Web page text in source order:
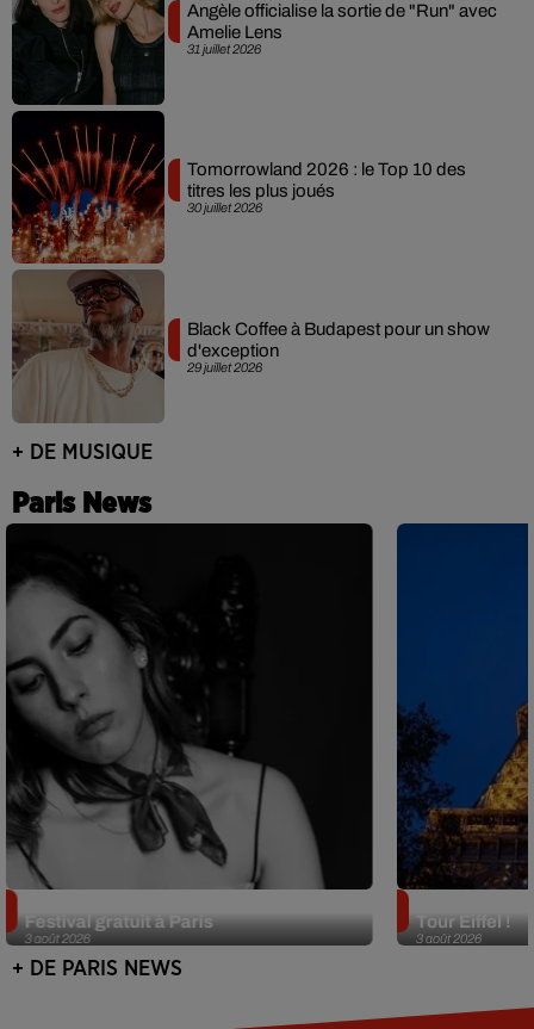
31 juillet 2026
Angèle officialise la sortie de "Run" avec
Amelie Lens
30 juillet 2026
Tomorrowland 2026 : le Top 10 des
titres les plus joués
29 juillet 2026
Black Coffee à Budapest pour un show
d'exception
+ DE MUSIQUE
Paris News
3 août 2026
Festival gratuit à Paris
3 août 2026
Tour Eiffel !
+ DE PARIS NEWS